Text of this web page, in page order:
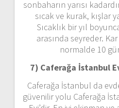
sonbaharın yarısı
sıcak ve kurak, kışlar
Sıcaklık bir yıl
arasında seyreder. Kar
normalde 10
7) Caferağa İstanbul
Caferağa İstanbul da
güvenilir yolu Caferağa